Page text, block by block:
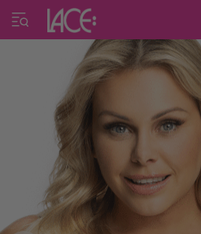
Home Gorsenia